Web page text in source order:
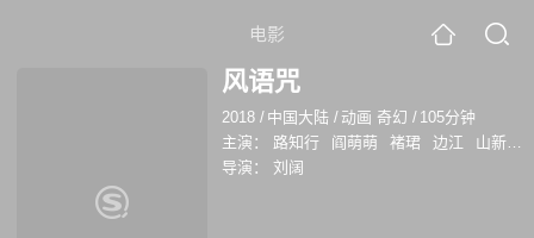
电影
风语咒
2018 / 中国大陆 / 动画 奇幻 / 105分钟
主演：
路知行 阎萌萌 褚珺 边江 山新
导演：
刘阔